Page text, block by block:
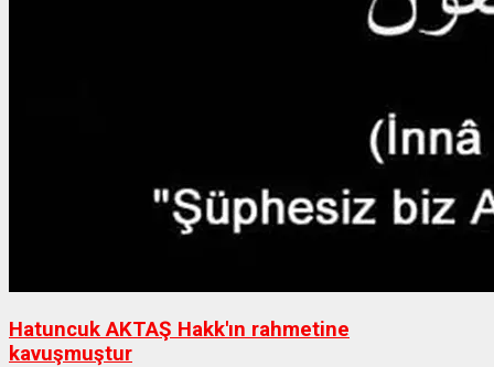
Hatuncuk AKTAŞ Hakk'ın rahmetine
kavuşmuştur